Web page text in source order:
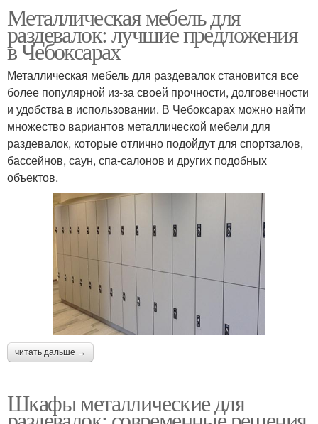
Металлическая мебель для
раздевалок: лучшие предложения
в Чебоксарах
Металлическая мебель для раздевалок становится все
более популярной из-за своей прочности, долговечности
и удобства в использовании. В Чебоксарах можно найти
множество вариантов металлической мебели для
раздевалок, которые отлично подойдут для спортзалов,
бассейнов, саун, спа-салонов и других подобных
объектов.
читать дальше →
Шкафы металлические для